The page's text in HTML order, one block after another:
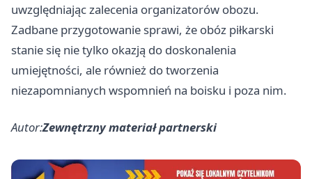
uwzględniając zalecenia organizatorów obozu.
Zadbane przygotowanie sprawi, że obóz piłkarski
stanie się nie tylko okazją do doskonalenia
umiejętności, ale również do tworzenia
niezapomnianych wspomnień na boisku i poza nim.
Autor:Zewnętrzny materiał partnerski